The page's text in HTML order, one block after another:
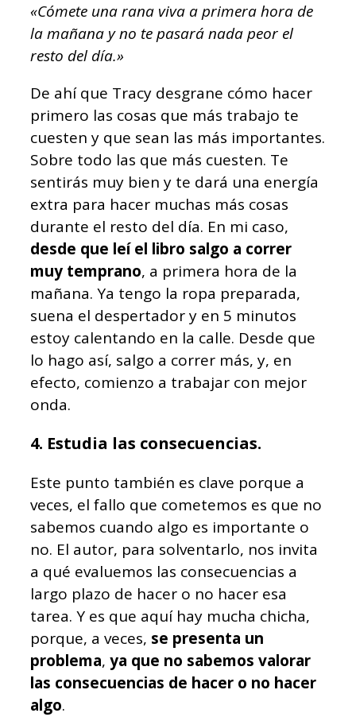
«Cómete una rana viva a primera hora de
la mañana y no te pasará nada peor el
resto del día.»
De ahí que Tracy desgrane cómo hacer
primero las cosas que más trabajo te
cuesten y que sean las más importantes.
Sobre todo las que más cuesten. Te
sentirás muy bien y te dará una energía
extra para hacer muchas más cosas
durante el resto del día. En mi caso,
desde que leí el libro salgo a correr
muy temprano, a primera hora de la
mañana. Ya tengo la ropa preparada,
suena el despertador y en 5 minutos
estoy calentando en la calle. Desde que
lo hago así, salgo a correr más, y, en
efecto, comienzo a trabajar con mejor
onda.
4. Estudia las consecuencias.
Este punto también es clave porque a
veces, el fallo que cometemos es que no
sabemos cuando algo es importante o
no. El autor, para solventarlo, nos invita
a qué evaluemos las consecuencias a
largo plazo de hacer o no hacer esa
tarea. Y es que aquí hay mucha chicha,
porque, a veces, se presenta un
problema, ya que no sabemos valorar
las consecuencias de hacer o no hacer
algo.